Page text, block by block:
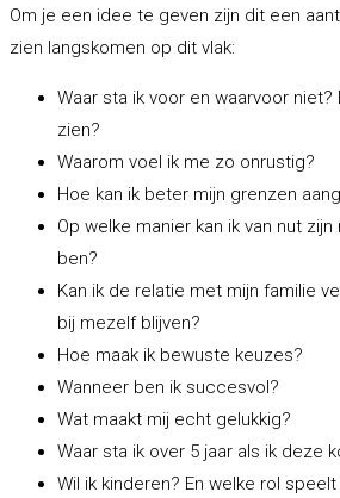
Om je een idee te geven zijn dit een
zien langskomen op dit vlak:
Waar sta ik voor en waarvoor niet?
zien?
Waarom voel ik me zo onrustig?
Hoe kan ik beter mijn grenzen
Op welke manier kan ik van nut
ben?
Kan ik de relatie met mijn familie
bij mezelf blijven?
Hoe maak ik bewuste keuzes?
Wanneer ben ik succesvol?
Wat maakt mij echt gelukkig?
Waar sta ik over 5 jaar als ik deze
Wil ik kinderen? En welke rol